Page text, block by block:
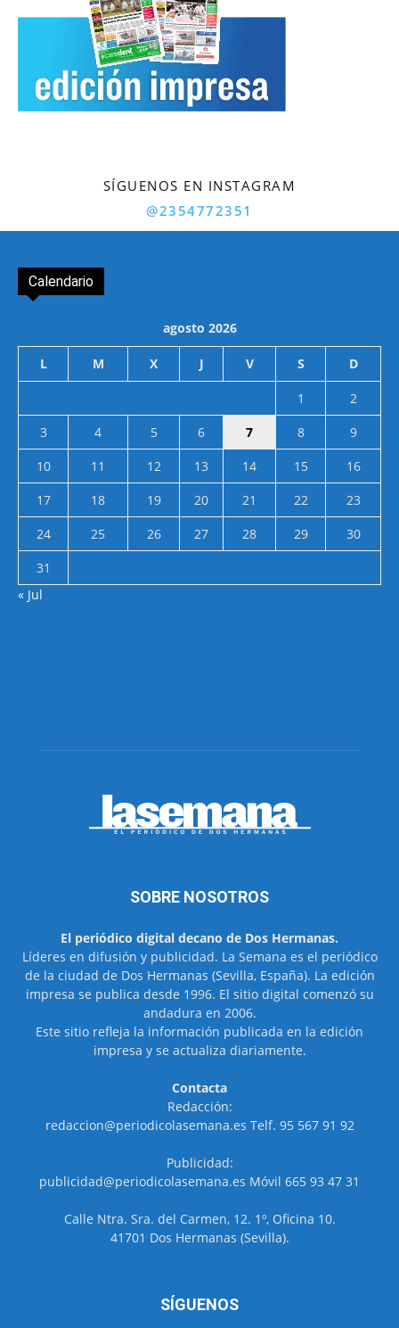
SÍGUENOS EN INSTAGRAM
@2354772351
Calendario
agosto 2026
L M X J V S D
1
2
3
4 5 6 7 8
9
10
11 12 13 14 15
16
17
18 19 20 21 22
23
24
25 26 27 28 29
30
31
« Jul
SOBRE NOSOTROS
El periódico digital decano de Dos Hermanas.
Líderes en difusión y publicidad. La Semana es el periódico
de la ciudad de Dos Hermanas (Sevilla, España). La edición
impresa se publica desde 1996. El sitio digital comenzó su
andadura en 2006.
Este sitio refleja la información publicada en la edición
impresa y se actualiza diariamente.
Contacta
Redacción:
redaccion@periodicolasemana.es Telf. 95 567 91 92
Publicidad:
publicidad@periodicolasemana.es Móvil 665 93 47 31
Calle Ntra. Sra. del Carmen, 12. 1º, Oficina 10.
41701 Dos Hermanas (Sevilla).
SÍGUENOS